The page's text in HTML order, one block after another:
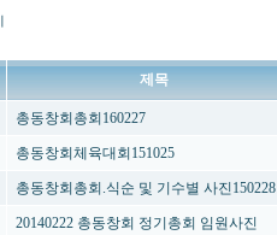
제목
총동창회총회160227
총동창회체육대회151025
총동창회총회.식순 및 기수별 사진150228
20140222 총동창회 정기총회 임원사진